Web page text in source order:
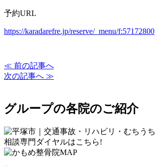
予約URL
https://karadarefre.jp/reserve/_menu/f:57172800
≪ 前の記事へ
次の記事へ ≫
グループの各院のご紹介